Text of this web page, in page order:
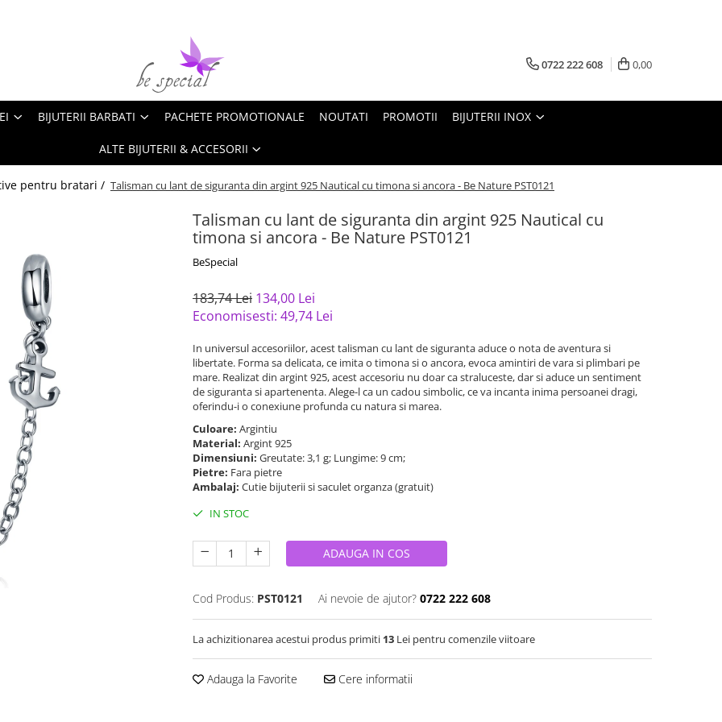
0722 222 608 0,00
BIJUTERII BARBATI PACHETE PROMOTIONALE NOUTATI PROMOTII BIJUTERII INOX
ALTE BIJUTERII & ACCESORII
pentru bratari / Talisman cu lant de siguranta din argint 925 Nautical cu timona si ancora - Be Nature PST0121
Talisman cu lant de siguranta din argint 925 Nautical cu
timona si ancora - Be Nature PST0121
BeSpecial
183,74 Lei 134,00 Lei
Economisesti: 49,74 Lei
In universul accesoriilor, acest talisman cu lant de siguranta aduce o nota de aventura si
libertate. Forma sa delicata, ce imita o timona si o ancora, evoca amintiri de vara si plimbari pe
mare. Realizat din argint 925, acest accesoriu nu doar ca straluceste, dar si aduce un sentiment
de siguranta si apartenenta. Alege-l ca un cadou simbolic, ce va incanta inima persoanei dragi,
oferindu-i o conexiune profunda cu natura si marea.
Culoare: Argintiu
Material: Argint 925
Dimensiuni: Greutate: 3,1 g; Lungime: 9 cm;
Pietre: Fara pietre
Ambalaj: Cutie bijuterii si saculet organza (gratuit)
IN STOC
ADAUGA IN COS
Cod Produs: PST0121 Ai nevoie de ajutor? 0722 222 608
La achizitionarea acestui produs primiti 13 Lei pentru comenzile viitoare
Adauga la Favorite Cere informatii